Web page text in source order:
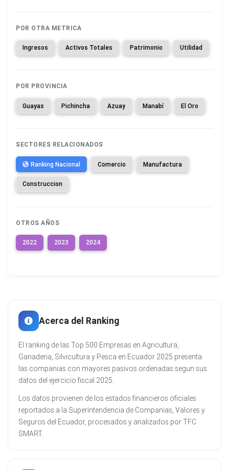
POR OTRA METRICA
Ingresos Activos Totales Patrimonio Utilidad
POR PROVINCIA
Guayas Pichincha Azuay Manabí El Oro
SECTORES RELACIONADOS
Ranking Nacional Comercio Manufactura
Construccion
OTROS AÑOS
2022 2023 2024
Acerca del Ranking
El ranking de las Top 500 Empresas en Agricultura,
Ganaderia, Silvicultura y Pesca en Ecuador 2025 presenta
las companias con mayores pasivos ordenadas segun sus
datos del ejercicio fiscal 2025.
Los datos provienen de los estados financieros oficiales
reportados a la Superintendencia de Companias, Valores y
Seguros del Ecuador, procesados y analizados por TFC
SMART.